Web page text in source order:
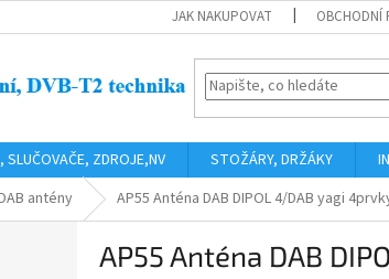
JAK NAKUPOVAT OBCHODNÍ
ZDROJE,NV STOŽÁRY, DRŽÁKY
antény AP55 Anténa DAB DIPOL 4/DAB yagi
AP55 Anténa DAB